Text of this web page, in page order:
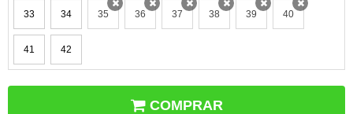
33 34 35x 36x 37 38x 39x 40x
41 42
COMPRAR